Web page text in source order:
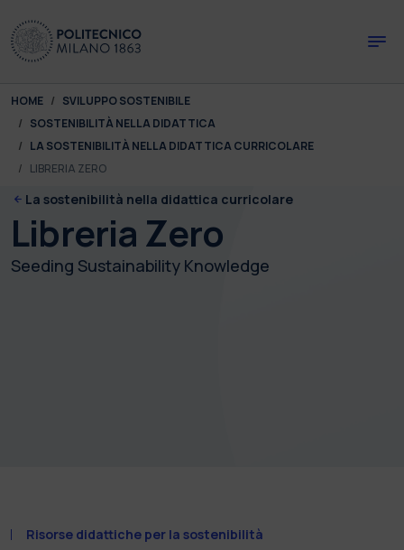
You are here:
HOME
SVILUPPO SOSTENIBILE
SOSTENIBILITÀ NELLA DIDATTICA
LA SOSTENIBILITÀ NELLA DIDATTICA CURRICOLARE
LIBRERIA ZERO
La sostenibilità nella didattica curricolare
Libreria Zero
Seeding Sustainability Knowledge
Risorse didattiche per la sostenibilità